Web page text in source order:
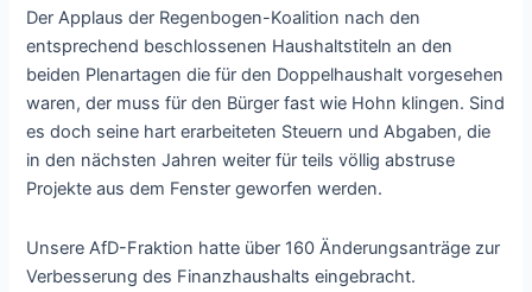
Der Applaus der Regenbogen-Koalition nach den
entsprechend beschlossenen Haushaltstiteln an den
beiden Plenartagen die für den Doppelhaushalt vorgesehen
waren, der muss für den Bürger fast wie Hohn klingen. Sind
es doch seine hart erarbeiteten Steuern und Abgaben, die
in den nächsten Jahren weiter für teils völlig abstruse
Projekte aus dem Fenster geworfen werden.
Unsere AfD-Fraktion hatte über 160 Änderungsanträge zur
Verbesserung des Finanzhaushalts eingebracht.